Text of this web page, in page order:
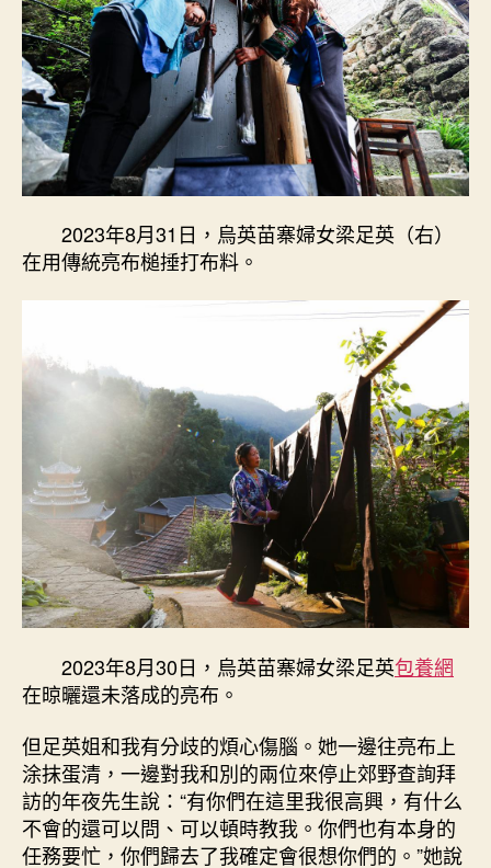
2023年8月31日，烏英苗寨婦女梁足英（右）
在用傳統亮布槌捶打布料。
2023年8月30日，烏英苗寨婦女梁足英包養網
在晾曬還未落成的亮布。
但足英姐和我有分歧的煩心傷腦。她一邊往亮布上
涂抹蛋清，一邊對我和別的兩位來停止郊野查詢拜
訪的年夜先生說：“有你們在這里我很高興，有什么
不會的還可以問、可以頓時教我。你們也有本身的
任務要忙，你們歸去了我確定會很想你們的。”她說